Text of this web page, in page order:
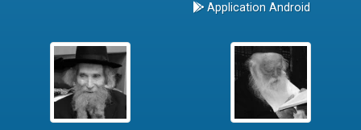
Application Android